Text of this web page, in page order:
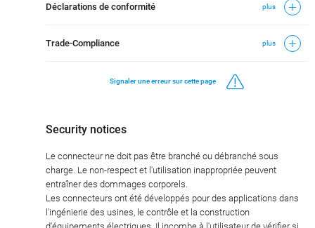
Déclarations de conformité plus
Trade-Compliance plus
Signaler une erreur sur cette page
Security notices
Le connecteur ne doit pas être branché ou débranché sous
charge. Le non-respect et l'utilisation inappropriée peuvent
entraîner des dommages corporels.
Les connecteurs ont été développés pour des applications dans
l'ingénierie des usines, le contrôle et la construction